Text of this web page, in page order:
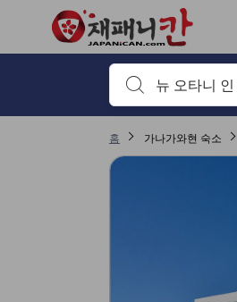
검색하고 싶은 키워드
홈 가나가와현 숙소
재패니칸의 모든 이용후기는 숙소 이용후
출입/접근 서비스 평점 5점 만점에 4.8점. 요코
위치 평점 5점 만점에 4.6점. 요코하마 기준 높
객실의 편안함 및 쾌적함 평점 5점 만점에 4.3
서비스 평점 5점 만점에 3.8점. 요코하마 기준
이용후기 페이지로 변경되었습니다 1
이용후기 페이지로 변경되었습니다 1